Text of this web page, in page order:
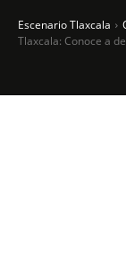
Escenario Tlaxcala
Tlaxcala: Conoce a